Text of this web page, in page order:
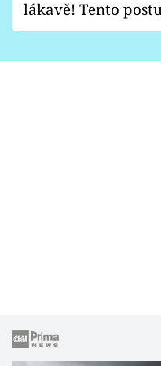
lákavě! Tento
vhodný jen pro